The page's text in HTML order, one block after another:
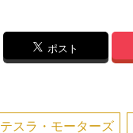
ポスト
テスラ・モーターズ